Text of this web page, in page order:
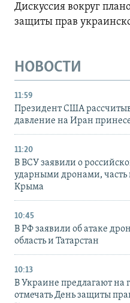
Дискуссия вокруг
защиты прав
НОВОСТИ
11:59
Президент США
давление на Иран
11:20
В ВСУ заявили о
ударными дронами, часть
Крыма
10:45
В РФ заявили об атаке
область и Татарстан
10:13
В Украине предлагают на
отмечать День защиты